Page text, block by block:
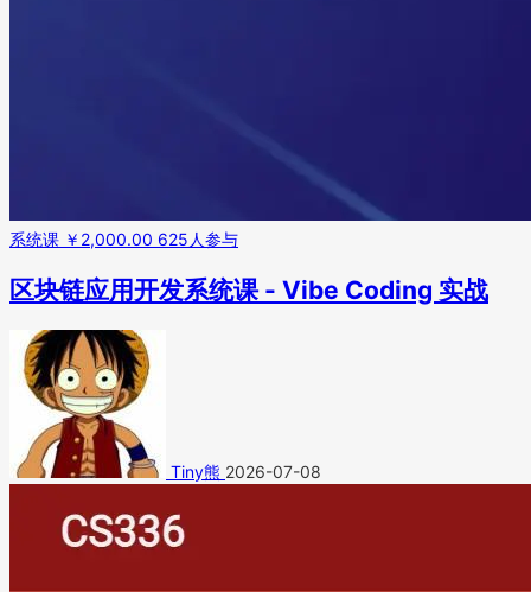
系统课 ￥2,000.00 625人参与
区块链应用开发系统课 - Vibe Coding 实战
Tiny熊 2026-07-08